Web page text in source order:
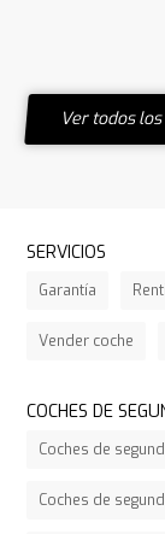
Ver todos
SERVICIOS
Garantía
Vender coche
COCHES DE
Coches de
Coches de